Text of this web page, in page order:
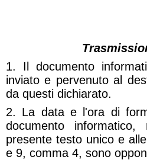
1. Il documento
inviato e pervenuto al
da questi dichiarato.
2. La data e l'ora di
documento
presente testo unico e
e 9, comma 4, sono